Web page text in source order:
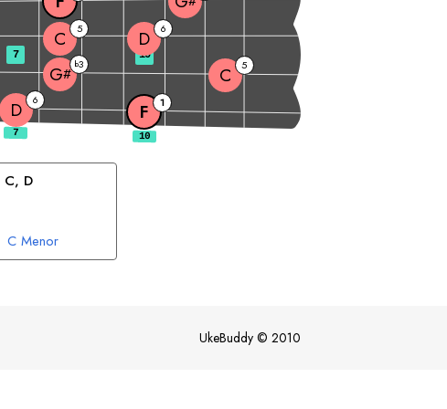
D 6 F 1
G#
b3 C 5
C 5 D 6
7 10
C, D
C Menor
UkeBuddy © 2010